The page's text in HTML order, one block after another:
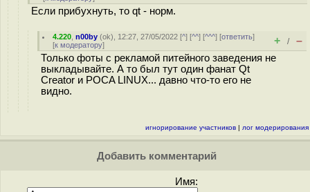
Если прибухнуть, то qt - норм.
4.220 ,n00by (ok), 12:27, 27/05/2022 [^] [^^] [^^^] [ответить]
[к модератору] + / –
Только фоты с рекламой питейного заведения не
выкладывайте. А то был тут один фанат Qt
Creator и POCA LINUX... давно что-то его не
видно.
игнорирование участников | лог модерирования
Добавить комментарий
Имя: